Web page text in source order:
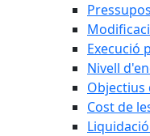
Execució
Nivell
Cost de